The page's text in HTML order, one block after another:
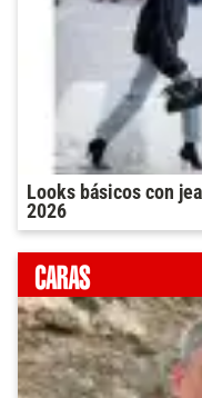
Looks básicos con
2026